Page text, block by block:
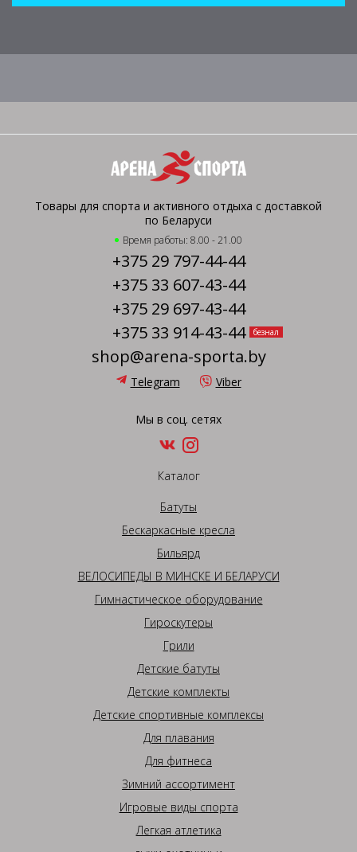
Товары для спорта и активного отдыха с доставкой
по Беларуси
Время работы: 8.00 - 21.00
+375 29 797-44-44
+375 33 607-43-44
+375 29 697-43-44
+375 33 914-43-44
безнал
shop@arena-sporta.by
Telegram Viber
Мы в соц. сетях
Каталог
Батуты
Бескаркасные кресла
Бильярд
ВЕЛОСИПЕДЫ В МИНСКЕ И БЕЛАРУСИ
Гимнастическое оборудование
Гироскутеры
Грили
Детские батуты
Детские комплекты
Детские спортивные комплексы
Для плавания
Для фитнеса
Зимний ассортимент
Игровые виды спорта
Легкая атлетика